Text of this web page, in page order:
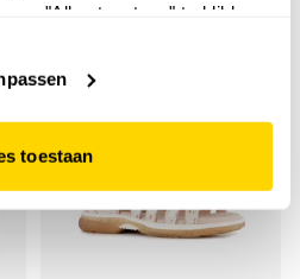
op "Alles toestaan" te klikken.
toestaan